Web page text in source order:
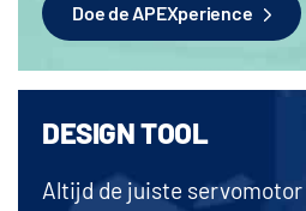
Doe de APEXperience
DESIGN TOOL
Altijd de juiste